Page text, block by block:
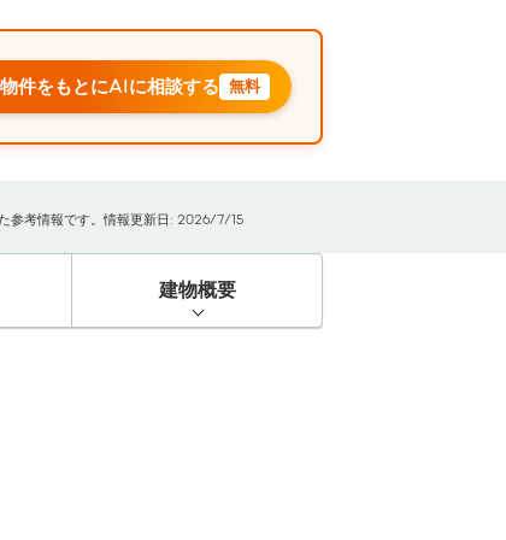
件をもとにAIに相談する 無料
参考情報です。情報更新日: 2026/7/15
建物概要